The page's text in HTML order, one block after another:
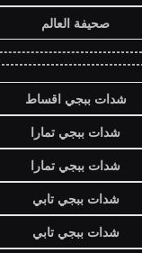
صحيفة العالم
شدات ببجي اقساط
شدات ببجي تمارا
شدات ببجي تمارا
شدات ببجي تابي
شدات ببجي تابي